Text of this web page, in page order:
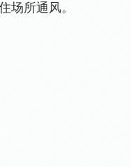
场所通风。